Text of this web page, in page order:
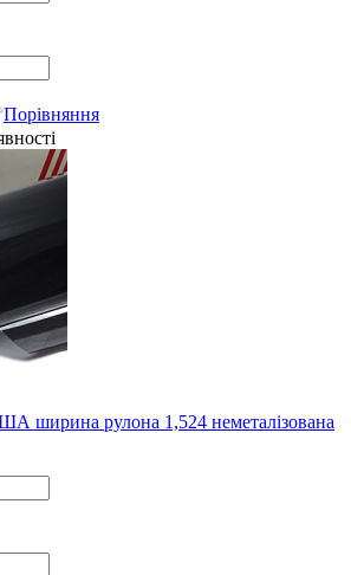
Порівняння
ширина рулона 1,524 неметалізована